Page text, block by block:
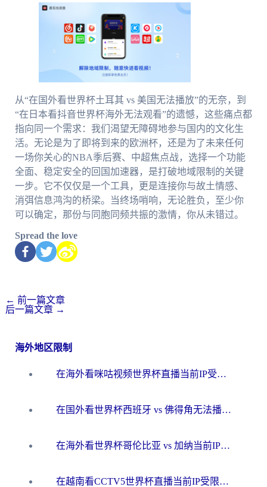
从“在国外看世界杯土耳其 vs 美国无法播放”的无奈，到
“在日本看抖音世界杯海外无法观看”的遗憾，这些痛点都
指向同一个需求：我们渴望无障碍地参与国内的文化生
活。无论是为了即将到来的欧洲杯，还是为了未来任何
一场你关心的NBA季后赛、中超焦点战，选择一个功能
全面、稳定安全的回国加速器，是打破地域限制的关键
一步。它不仅仅是一个工具，更是连接你与故土情感、
消弭信息鸿沟的桥梁。当终场哨响，无论胜负，至少你
可以确定，那份与同胞同频共振的激情，你从未错过。
Spread the love
← 前一篇文章
后一篇文章 →
海外地区限制
在海外看咪咕视频世界杯直播当前IP受限制？这篇指南帮你搞定所有体育赛事观看难题
在国外看世界杯西班牙 vs 佛得角无法播放？这篇指南帮你解锁所有中文体育直播
在海外看世界杯哥伦比亚 vs 加纳当前IP受限制？这篇指南帮你流畅看中文解说赛事
在越南看CCTV5世界杯直播当前IP受限制？海外党体育观赛终极指南来了